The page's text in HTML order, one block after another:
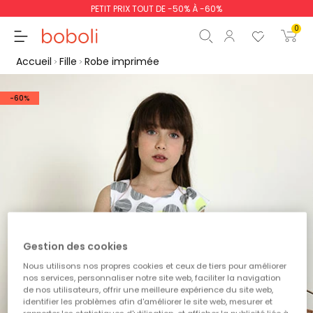
PETIT PRIX TOUT DE -50% À -60%
0
poursuit Commencer la
Accueil Fille Robe imprimée
-60%
Gestion des cookies
Nous utilisons nos propres cookies et ceux de tiers pour améliorer
nos services, personnaliser notre site web, faciliter la navigation
de nos utilisateurs, offrir une meilleure expérience du site web,
identifier les problèmes afin d'améliorer le site web, mesurer et